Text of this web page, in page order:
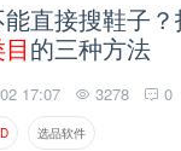
直接搜鞋子
目的三种方法
17:07 3278 0
D 选品软件